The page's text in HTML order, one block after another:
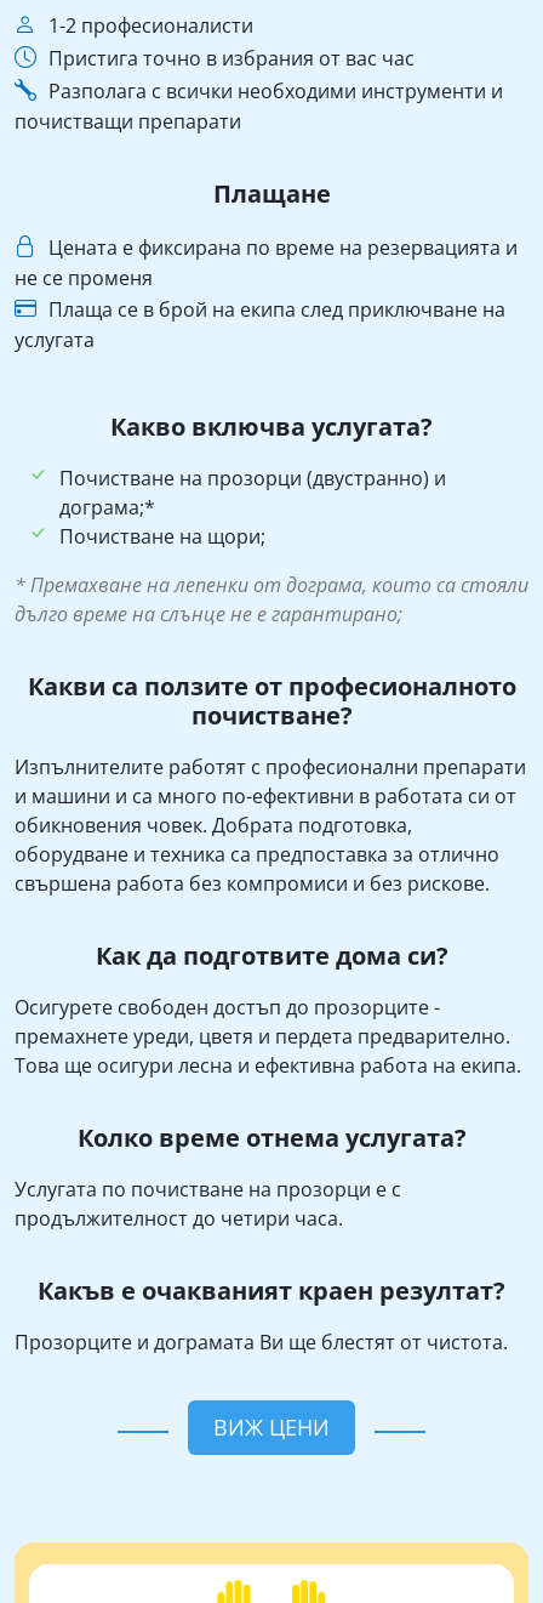
1-2 професионалисти
Пристига точно в избрания от вас час
Разполага с всички необходими инструменти и
почистващи препарати
Плащане
Цената е фиксирана по време на резервацията и
не се променя
Плаща се в брой на екипа след приключване на
услугата
Какво включва услугата?
Почистване на прозорци (двустранно) и
дограма;*
Почистване на щори;
* Премахване на лепенки от дограма, които са стояли
дълго време на слънце не е гарантирано;
Какви са ползите от професионалното
почистване?
Изпълнителите работят с професионални препарати
и машини и са много по-ефективни в работата си от
обикновения човек. Добрата подготовка,
оборудване и техника са предпоставка за отлично
свършена работа без компромиси и без рискове.
Как да подготвите дома си?
Осигурете свободен достъп до прозорците -
премахнете уреди, цветя и пердета предварително.
Това ще осигури лесна и ефективна работа на екипа.
Колко време отнема услугата?
Услугата по почистване на прозорци е с
продължителност до четири часа.
Какъв е очакваният краен резултат?
Прозорците и дограмата Ви ще блестят от чистота.
ВИЖ ЦЕНИ